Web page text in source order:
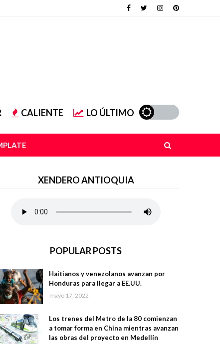
CALIENTE LO ÚLTIMO
XENDERO ANTIOQUIA
POPULAR POSTS
Haitianos y venezolanos avanzan por
Honduras para llegar a EE.UU.
mayo 17, 2022
Los trenes del Metro de la 80 comienzan
a tomar forma en China mientras avanzan
las obras del proyecto en Medellín